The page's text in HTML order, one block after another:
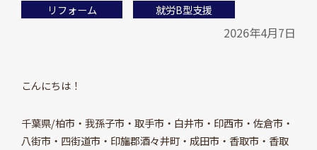
リフォーム
就労B型支援
2026年4月7日
こんにちは！
千葉県/柏市・我孫子市・取手市・白井市・印西市・佐倉市・
八街市・四街道市・印旛郡酒々井町・成田市・香取市・香取